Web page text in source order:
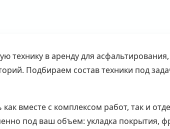
технику в аренду для
Подбираем состав техники под
как вместе с комплексом работ, так и
под ваш объем: укладка покрытия,